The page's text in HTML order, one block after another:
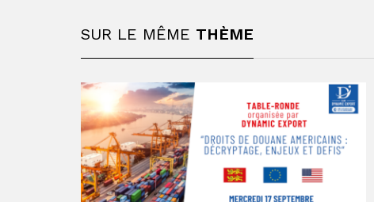
SUR LE MÊME THÈME